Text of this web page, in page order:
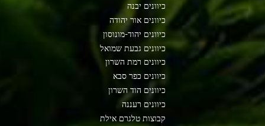
כיוונים יבנה
כיוונים אור יהודה
כיוונים יהוד-מונוסון
כיוונים גבעת שמואל
כיוונים רמת השרון
כיוונים כפר סבא
כיוונים הוד השרון
כיוונים רעננה
קבוצות טלגרם אילת